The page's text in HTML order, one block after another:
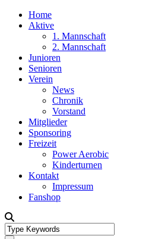
Home
Aktive
1. Mannschaft
2. Mannschaft
Junioren
Senioren
Verein
News
Chronik
Vorstand
Mitglieder
Sponsoring
Freizeit
Power Aerobic
Kinderturnen
Kontakt
Impressum
Fanshop